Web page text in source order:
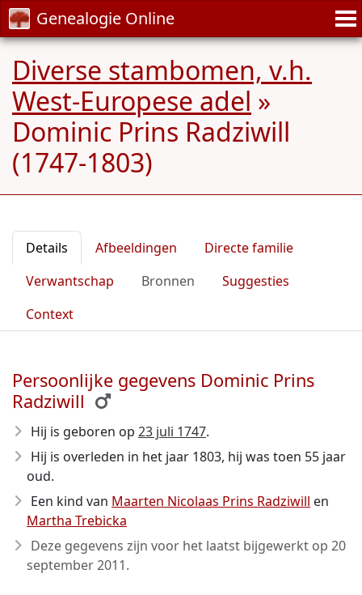
Genealogie Online
Diverse stambomen, v.h.
West-Europese adel »
Dominic Prins Radziwill
(1747-1803)
Details Afbeeldingen
Directe familie
Verwantschap
Bronnen
Suggesties
Context
Persoonlijke gegevens Dominic Prins
Radziwill
Hij is geboren op 23 juli 1747.
Hij is overleden in het jaar 1803, hij was toen 55 jaar
oud.
Een kind van Maarten Nicolaas Prins Radziwill en
Martha Trebicka
Deze gegevens zijn voor het laatst bijgewerkt op 20
september 2011.